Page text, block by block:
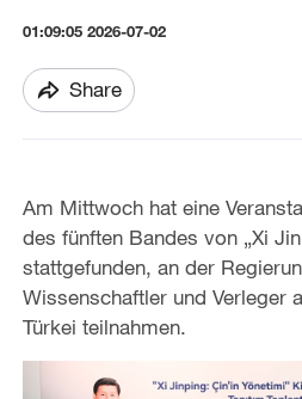
01:09:05 2026-07-02
Share
Am Mittwoch hat eine
des fünften Bandes von „Xi
stattgefunden, an der
Wissenschaftler und Verleger
Türkei teilnahmen.